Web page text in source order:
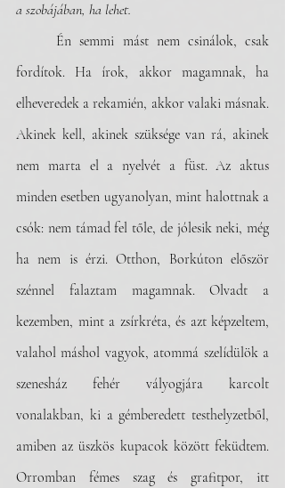
a szobájában, ha lehet.
fordítok. Ha írok, akkor magamnak, ha
elheveredek a rekamién, akkor valaki másnak.
Akinek kell, akinek szüksége van rá, akinek
nem marta el a nyelvét a füst. Az aktus
minden esetben ugyanolyan, mint halottnak a
csók: nem támad fel tőle, de jólesik neki, még
ha nem is érzi. Otthon, Borkúton először
szénnel falaztam magamnak. Olvadt a
kezemben, mint a zsírkréta, és azt képzeltem,
valahol máshol vagyok, atommá szelídülök a
szenesház fehér vályogjára karcolt
vonalakban, ki a gémberedett testhelyzetből,
amiben az üszkös kupacok között feküdtem.
Orromban fémes szag és grafitpor, itt